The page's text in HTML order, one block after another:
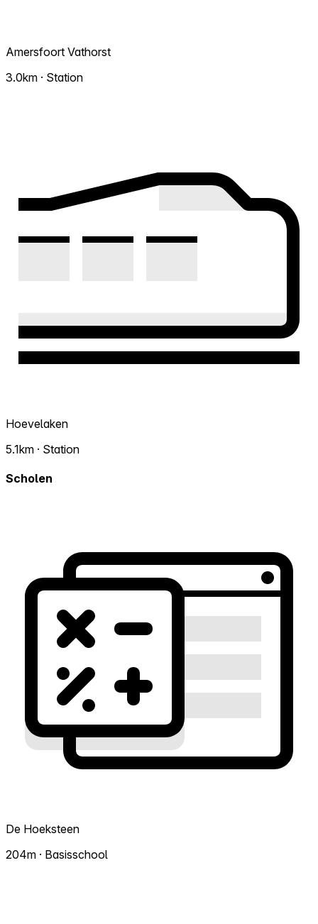
Amersfoort Vathorst
3.0km · Station
Hoevelaken
5.1km · Station
Scholen
De Hoeksteen
204m · Basisschool